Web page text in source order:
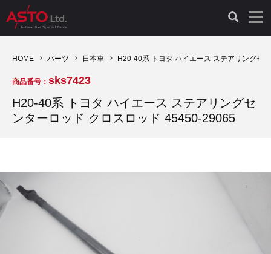
診断機（16）
キープログラマー（4）
ADAS（7）
オプション品（17）
診断テスター（10）
キープログラマー（20）
スモークテスター（4）
安定化電源ユニット（8）
バッテリーテスター（4）
HCB TOOLS（45）
AST TOOLS（51）
LASER（39）
ドイツ車（211）
イタリア/フランス車（27）
オシロスコープ（2）
オシロ関連商品（9）
その他（8）
ドイツ車（427）
イタリア/フランス車（145）
アメリカ車（60）
スウェーデン車（45）
現品修理（77）
リビルト品（58）
コントロールユニット初期化（3）
イモビライザーOFF（1）
オシロスコープ（10）
アクセサリー（13）
HOME パーツ 日本車 H20-40系 トヨタ ハイエース ステアリングセ
商品番号： sks7423
H20-40系 トヨタ ハイエース ステアリングセ
ンターロッド クロスロッド 45450-29065